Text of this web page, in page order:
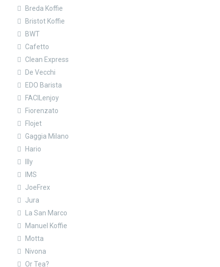
Breda Koffie
Bristot Koffie
BWT
Cafetto
Clean Express
De Vecchi
EDO Barista
FACILenjoy
Fiorenzato
Flojet
Gaggia Milano
Hario
Illy
IMS
JoeFrex
Jura
La San Marco
Manuel Koffie
Motta
Nivona
Or Tea?